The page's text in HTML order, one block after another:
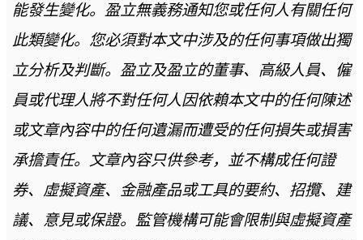
能發生變化。盈立無義務通知您或任何人有關任何
此類變化。您必須對本文中涉及的任何事項做出獨
立分析及判斷。盈立及盈立的董事、高級人員、僱
員或代理人將不對任何人因依賴本文中的任何陳述
或文章內容中的任何遺漏而遭受的任何損失或損害
承擔責任。文章內容只供參考，並不構成任何證
券、虛擬資產、金融產品或工具的要約、招攬、建
議、意見或保證。監管機構可能會限制與虛擬資產